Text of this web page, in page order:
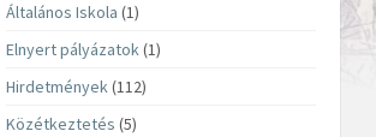
Általános Iskola (1)
Elnyert pályázatok(1)
Hirdetmények(112)
Közétkeztetés (5)